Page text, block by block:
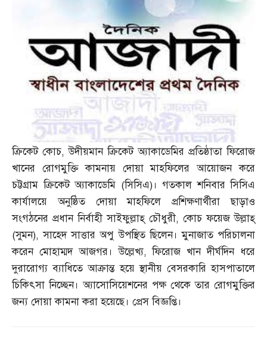
ক্রিকেট কোচ,উদীয়মান ক্রিকেট অ্যাকাডেমির প্রতিষ্ঠাতা ফিরোজ
খানের রোগমুক্তি কামনায় দোয়া মাহফিলের আয়োজন করে
চট্টগ্রাম ক্রিকেট অ্যাকাডেমি (সিসিএ)। গতকাল শনিবার সিসিএ
কার্যালয়ে অনুষ্ঠিত দোয়া মাহফিলে প্রশিক্ষণার্থীরা ছাড়াও
সংগঠনের প্রধান নির্বাহী সাইফুল্লাহ্‌ চৌধুরী, কোচ ফয়েজ উল্লাহ্‌
(সুমন),সাহেদ সাত্তার অপু উপস্থিত ছিলেন। মুনাজাত পরিচালনা
করেন মোহাম্মদ আজগর। উল্লেখ্য,ফিরোজ খান দীর্ঘদিন ধরে
দুরারোগ্য ব্যাধিতে আক্রান্ত হয়ে স্থানীয় বেসরকারি হাসপাতালে
চিকিৎসা নিচ্ছেন। অ্যাসোসিয়েশনের পক্ষ থেকে তার রোগমুক্তির
জন্য দোয়া কামনা করা হয়েছে। প্রেস বিজ্ঞপ্তি।